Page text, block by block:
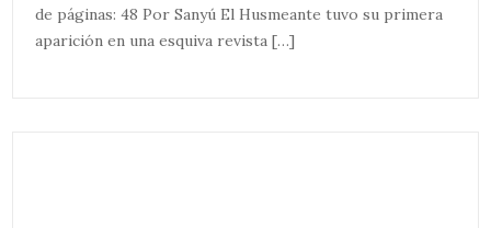
de páginas: 48 Por Sanyú El Husmeante tuvo su primera
aparición en una esquiva revista […]